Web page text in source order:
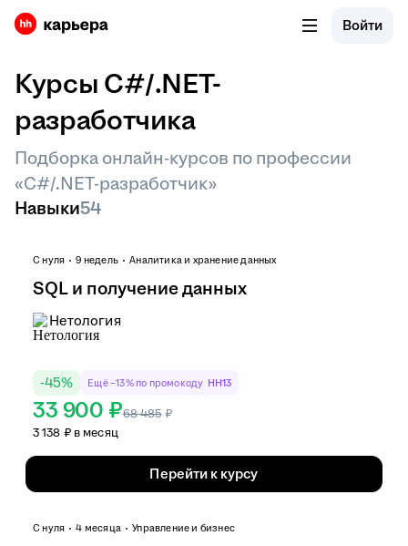
Войти
Курсы C#/.NET-
разработчика
Подборка онлайн-курсов по профессии
«C#/.NET-разработчик»
Навыки54
С нуля 9 недель Аналитика и хранение данных
SQL и получение данных
Нетология
-45% Ещё −13% по промокоду HH13
33 900 ₽68 485 ₽
3 138 ₽ в месяц
Перейти к курсу
С нуля 4 месяца Управление и бизнес